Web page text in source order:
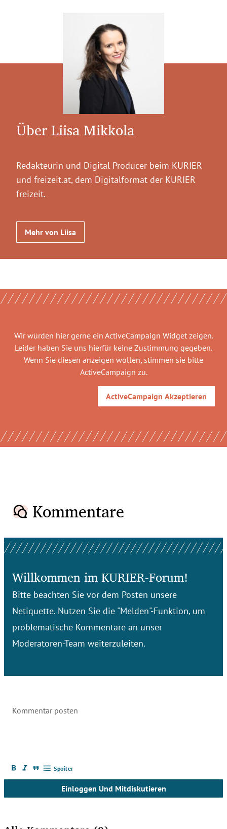
Über Liisa Mikkola
Redakteurin und Digital Producer beim KURIER
und freizeit.at, dem Digitalformat der KURIER
freizeit.
Mehr von Liisa
Wir würden hier gerne ein ActiveCampaign Widgetzeigen.
Leider haben Sie uns hierfür keine Zustimmung gegeben.
Wenn Sie diesen anzeigen wollen, stimmen sie bitte
ActiveCampaign zu.
ActiveCampaign Akzeptieren
Kommentare